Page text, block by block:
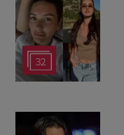
32